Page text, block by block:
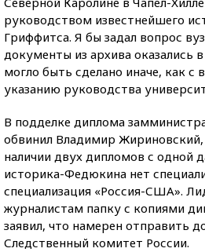
руководством известнейшего
Гриффитса. Я бы задал вопрос
документы из архива оказались
могло быть сделано иначе, как
указанию руководства
В подделке диплома
обвинил Владимир Жириновский,
наличии двух дипломов с одной
историка-Федюкина нет
специализация «Россия-США».
журналистам папку с копиями
заявил, что намерен отправить
Следственный комитет России.